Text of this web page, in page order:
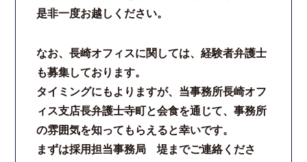
是非一度お越しください。
なお、長崎オフィスに関しては、経験者弁護士
も募集しております。
タイミングにもよりますが、当事務所長崎オフ
ィス支店長弁護士寺町と会食を通じて、事務所
の雰囲気を知ってもらえると幸いです。
まずは採用担当事務局 堤までご連絡くださ